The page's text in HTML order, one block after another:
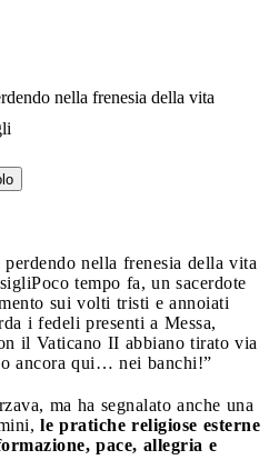
nella frenesia della vita
nella frenesia della vita
Poco tempo fa, un sacerdote
sui volti tristi e annoiati
i fedeli presenti a Messa,
il Vaticano II abbiano tirato via
ancora qui… nei banchi!”
ma ha segnalato anche una
le pratiche religiose esterne
pace, allegria e